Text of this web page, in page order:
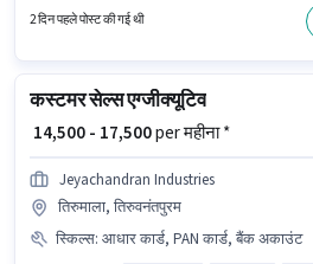
उम्मीदवार के पास कस्टमर हैंडलिंग, स्टोर इन्वेंट्री हैंडलिंग
2 दिन पहले पोस्ट की गई थी
कस्टमर सेल्स एग्जीक्यूटिव
₹ 14,500 - 17,500per महीना *
Jeyachandran Industries
तिरुमाला, तिरुवनंतपुरम
स्किल्स: आधार कार्ड, PAN कार्ड, बैंक अकाउंट